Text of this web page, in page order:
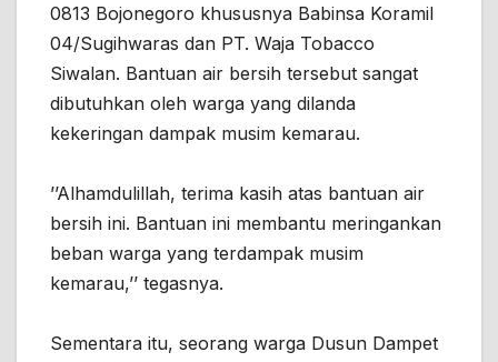
0813 Bojonegoro khususnya Babinsa Koramil
04/Sugihwaras dan PT. Waja Tobacco
Siwalan. Bantuan air bersih tersebut sangat
dibutuhkan oleh warga yang dilanda
kekeringan dampak musim kemarau.
’’Alhamdulillah, terima kasih atas bantuan air
bersih ini. Bantuan ini membantu meringankan
beban warga yang terdampak musim
kemarau,’’ tegasnya.
Sementara itu, seorang warga Dusun Dampet